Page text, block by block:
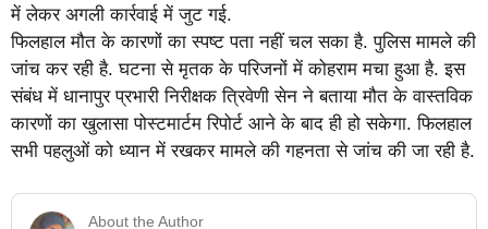
में लेकर अगली कार्रवाई में जुट गई.
फिलहाल मौत के कारणों का स्पष्ट पता नहीं चल सका है. पुलिस मामले की
जांच कर रही है. घटना से मृतक के परिजनों में कोहराम मचा हुआ है. इस
संबंध में धानापुर प्रभारी निरीक्षक त्रिवेणी सेन ने बताया मौत के वास्तविक
कारणों का खुलासा पोस्टमार्टम रिपोर्ट आने के बाद ही हो सकेगा. फिलहाल
सभी पहलुओं को ध्यान में रखकर मामले की गहनता से जांच की जा रही है.
About the Author